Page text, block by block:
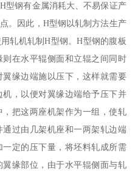
型钢有金属消耗大、不易保证产
。因此，H型钢以轧制方法生产
轧机轧制H型钢。H型钢的腹板
在水平辊侧面和立辊之间同时
缘边端施以压下，这样就需要
，以便对翼缘边端给予压下并
把这两座机架作为一组，使轧
过由几架机座和一两架轧边端
定的压下量，将坯料轧成所需
缘部位，由于水平辊侧面与轧